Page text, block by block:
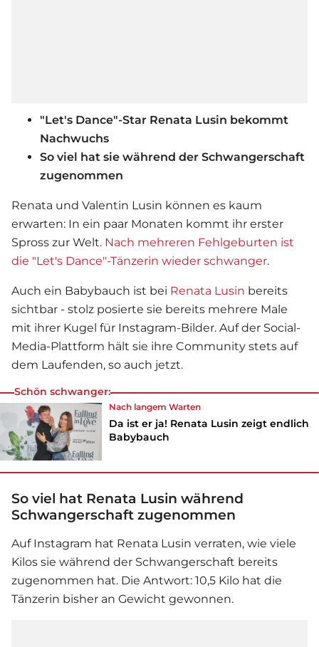
"Let's Dance"-Star Renata Lusin bekommt
Nachwuchs
So viel hat sie während der Schwangerschaft
zugenommen
Renata und Valentin Lusin können es kaum
erwarten: In ein paar Monaten kommt ihr erster
Spross zur Welt. Nach mehreren Fehlgeburten ist
die "Let's Dance"-Tänzerin wieder schwanger.
Auch ein Babybauch ist bei Renata Lusin bereits
sichtbar - stolz posierte sie bereits mehrere Male
mit ihrer Kugel für Instagram-Bilder. Auf der Social-
Media-Plattform hält sie ihre Community stets auf
dem Laufenden, so auch jetzt.
Schön schwanger:
Nach langem Warten
Da ist er ja! Renata Lusin zeigt endlich
Babybauch
So viel hat Renata Lusin während
Schwangerschaft zugenommen
Auf Instagram hat Renata Lusin verraten, wie viele
Kilos sie während der Schwangerschaft bereits
zugenommen hat. Die Antwort: 10,5 Kilo hat die
Tänzerin bisher an Gewicht gewonnen.